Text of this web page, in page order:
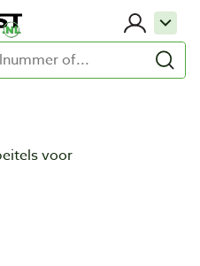
voor